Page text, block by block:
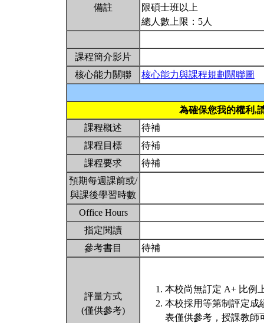
備註
限碩士班以上
總人數上限：5人
課程簡介影片
核心能力關聯
核心能力與課程規劃關聯圖
為確保您我的權利,
課程概述
待補
課程目標
待補
課程要求
待補
預期每週課前或/
與課後學習時數
Office Hours
指定閱讀
參考書目
待補
評量方式
(僅供參考)
本校尚無訂定 A+ 比例
本校採用等第制評定成
表僅供參考，授課教師